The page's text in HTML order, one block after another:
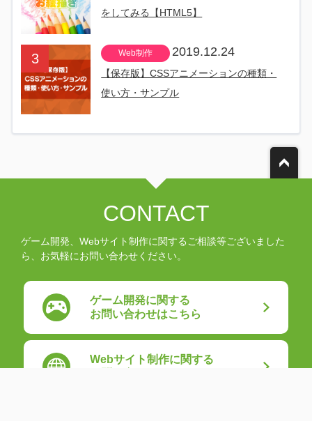
をしてみる【HTML5】
Web制作 2019.12.24
【保存版】CSSアニメーションの種類・
使い方・サンプル
CONTACT
ゲーム開発、Webサイト制作に関するご相談等ございました
ら、お気軽にお問い合わせください。
ゲーム開発に関する
お問い合わせはこちら
Webサイト制作に関する